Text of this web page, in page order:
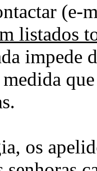
(e-
listados
impede
medida
os